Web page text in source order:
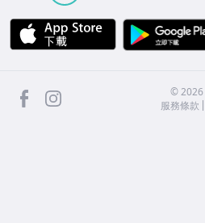
APP Store
facebook ©2026
服務條款